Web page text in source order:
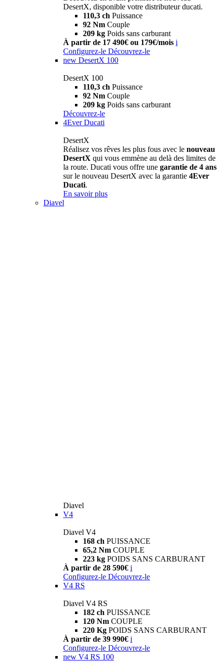
DesertX, disponible votre distributeur ducati.
110,3 ch Puissance
92 Nm Couple
209 kg Poids sans carburant
À partir de 17 490€ ou 179€/mois i
Configurez-le Découvrez-le
new DesertX 100
DesertX 100
110,3 ch Puissance
92 Nm Couple
209 kg Poids sans carburant
Découvrez-le
4Ever Ducati
DesertX
Réalisez vos rêves les plus fous avec le nouveau
DesertX qui vous emmène au delà des limites de
la route. Ducati vous offre une garantie de 4 ans
sur le nouveau DesertX avec la garantie 4Ever
Ducati.
En savoir plus
Diavel
Diavel
V4
Diavel V4
168 ch PUISSANCE
65,2 Nm COUPLE
223 kg POIDS SANS CARBURANT
À partir de 28 590€ i
Configurez-le Découvrez-le
V4 RS
Diavel V4 RS
182 ch PUISSANCE
120 Nm COUPLE
220 Kg POIDS SANS CARBURANT
À partir de 39 990€ i
Configurez-le Découvrez-le
new V4 RS 100